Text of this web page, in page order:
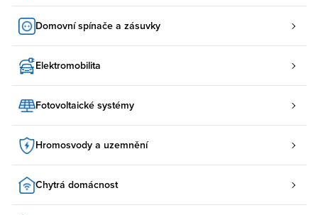
Domovní spínače a zásuvky
Elektromobilita
Fotovoltaické systémy
Hromosvody a uzemnění
Chytrá domácnost